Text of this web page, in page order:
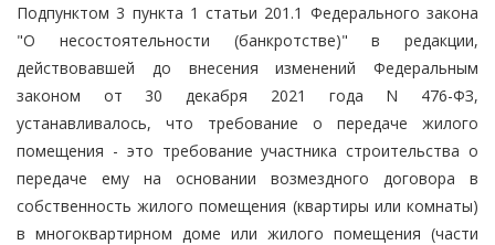
Подпунктом 3 пункта 1 статьи 201.1 Федерального закона
"О несостоятельности (банкротстве)" в редакции,
действовавшей до внесения изменений Федеральным
законом от 30 декабря 2021 года N 476-ФЗ,
устанавливалось, что требование о передаче жилого
помещения - это требование участника строительства о
передаче ему на основании возмездного договора в
собственность жилого помещения (квартиры или комнаты)
в многоквартирном доме или жилого помещения (части